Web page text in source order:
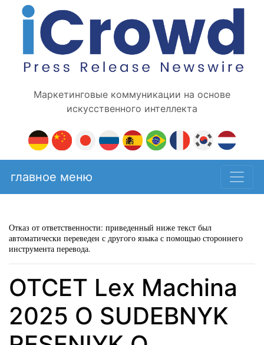
Маркетинговые коммуникации на основе
искусственного интеллекта
главное меню
Отказ от ответственности: приведенный ниже текст был
автоматически переведен с другого языка с помощью стороннего
инструмента перевода.
OTCET Lex Machina
2025 O SUDEBNYK